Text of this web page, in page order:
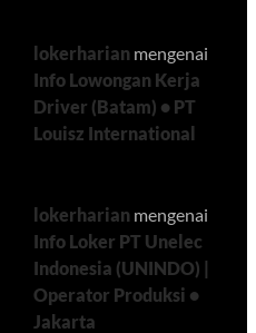
lokerharian mengenai
Info Lowongan Kerja
Driver (Batam) • PT
Louisz International
lokerharian mengenai
Info Loker PT Unelec
Indonesia (UNINDO) |
Operator Produksi •
Jakarta